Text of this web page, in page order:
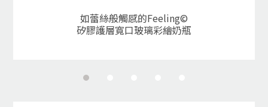
如蕾絲般觸感的Feeling©
矽膠護層寬口玻璃彩繪奶瓶